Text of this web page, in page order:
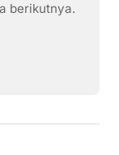
berikutnya.